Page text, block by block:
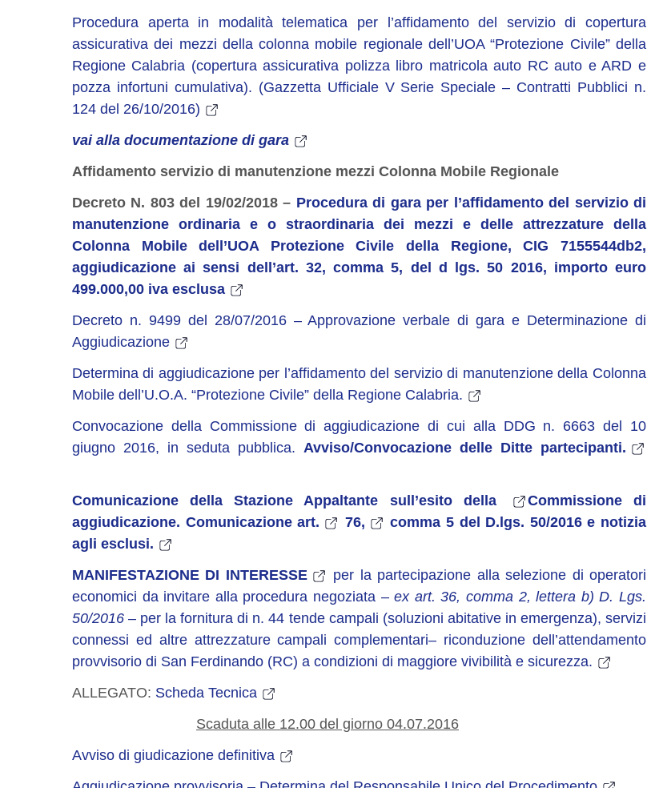
Procedura aperta in modalità telematica per l’affidamento del servizio di copertura
assicurativa dei mezzi della colonna mobile regionale dell’UOA “Protezione Civile” della
Regione Calabria (copertura assicurativa polizza libro matricola auto RC auto e ARD e
pozza infortuni cumulativa). (Gazzetta Ufficiale V Serie Speciale – Contratti Pubblici n.
124 del 26/10/2016)
vai alla documentazione di gara
Affidamento servizio di manutenzione mezzi Colonna Mobile Regionale
Decreto N. 803 del 19/02/2018 – Procedura di gara per l’affidamento del servizio di
manutenzione ordinaria e o straordinaria dei mezzi e delle attrezzature della
Colonna Mobile dell’UOA Protezione Civile della Regione, CIG 7155544db2,
aggiudicazione ai sensi dell’art. 32, comma 5, del d lgs. 50 2016, importo euro
499.000,00 iva esclusa
Decreto n. 9499 del 28/07/2016 – Approvazione verbale di gara e Determinazione di
Aggiudicazione
Determina di aggiudicazione per l’affidamento del servizio di manutenzione della Colonna
Mobile dell’U.O.A. “Protezione Civile” della Regione Calabria.
Convocazione della Commissione di aggiudicazione di cui alla DDG n. 6663 del 10
giugno 2016, in seduta pubblica. Avviso/Convocazione delle Ditte partecipanti.
Comunicazione della Stazione Appaltante sull’esito della
Commissione di
aggiudicazione. Comunicazione art.
76,
comma 5 del D.lgs. 50/2016 e notizia
agli esclusi.
MANIFESTAZIONE DI INTERESSE
per la partecipazione alla selezione di operatori
economici da invitare alla procedura negoziata –ex art. 36, comma 2, lettera b) D. Lgs.
50/2016 – per la fornitura di n. 44 tende campali (soluzioni abitative in emergenza), servizi
connessi ed altre attrezzature campali complementari– riconduzione dell’attendamento
provvisorio di San Ferdinando (RC) a condizioni di maggiore vivibilità e sicurezza.
ALLEGATO: Scheda Tecnica
Scaduta alle 12.00 del giorno 04.07.2016
Avviso di giudicazione definitiva